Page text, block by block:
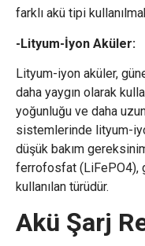
farklı akü tipi
-Lityum-İyon Aküler:
Lityum-iyon aküler,
daha yaygın olarak
yoğunluğu ve daha
sistemlerinde lityum-
düşük bakım
ferrofosfat (LiFePO4),
kullanılan türüdür.
Akü Şarj